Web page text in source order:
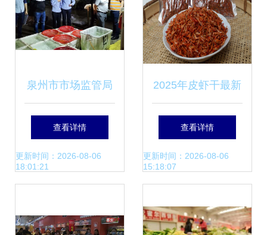
泉州市市场监管局
开展食用农产品安
全检查 筑牢田间到
查看详情
更新时间：2026-08-06
18:01:21
2025年皮虾干最新
批发报价与生产全
解析
查看详情
更新时间：2026-08-06
15:18:07